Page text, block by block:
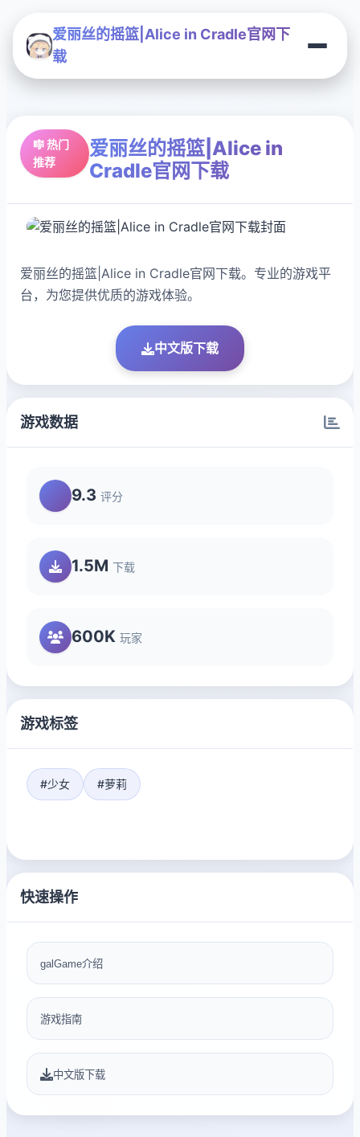
爱丽丝的摇篮|Alice in Cradle官网下
载
🎼 热门
推荐
爱丽丝的摇篮|Alice in
Cradle官网下载
爱丽丝的摇篮|Alice in Cradle官网下载。专业的游戏平
台，为您提供优质的游戏体验。
中文版下载
游戏数据
9.3 评分
1.5M 下载
600K 玩家
游戏标签
#少女 #萝莉
快速操作
galGame介绍
游戏指南
中文版下载